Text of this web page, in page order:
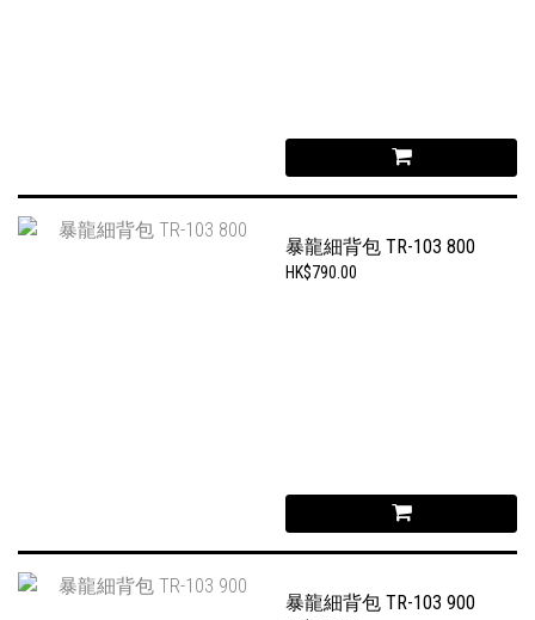
暴龍細背包 TR-103 800
HK$790.00
暴龍細背包 TR-103 900